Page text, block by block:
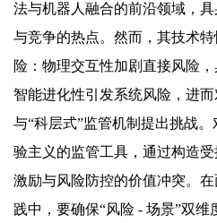
法与机器人融合的前沿领域，
与竞争的热点。然而，其技术
险：物理交互性加剧直接风险
智能进化性引发系统风险，进
与“科层式”监管机制提出挑战
验主义的监管工具，通过构造
激励与风险防控的价值冲突。
践中，要确保“风险 - 场景”双